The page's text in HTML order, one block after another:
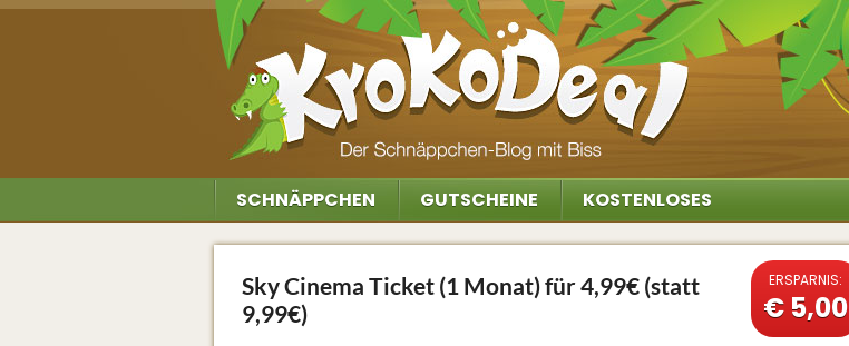
SCHNÄPPCHEN GUTSCHEINE KOSTENLOSES
Sky Cinema Ticket (1 Monat) für 4,99€ (statt
9,99€)
ERSPARNIS:
€ 5,00